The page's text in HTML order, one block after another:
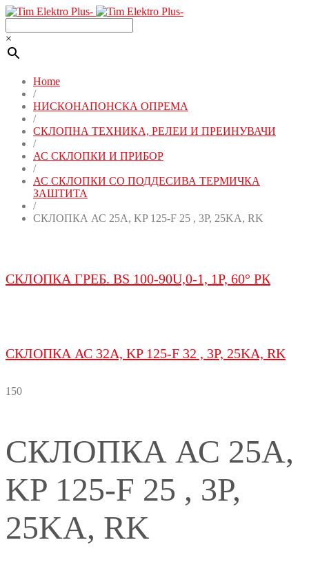
×
Home
/
НИСКОНАПОНСКА ОПРЕМА
/
СКЛОПНА ТЕХНИКА, РЕЛЕИ И ПРЕИНУВАЧИ
/
АС СКЛОПКИ И ПРИБОР
/
АС СКЛОПКИ СО ПОДДЕСИВА ТЕРМИЧКА
ЗАШТИТА
/
СКЛОПКА АС 25A, KP 125-F 25 , 3P, 25KA, RK
СКЛОПКА ГРЕБ. BS 100-90U,0-1, 1P, 60° РК
СКЛОПКА АС 32A, KP 125-F 32 , 3P, 25KA, RK
150
СКЛОПКА АС 25A,
KP 125-F 25 , 3P,
25KA, RK